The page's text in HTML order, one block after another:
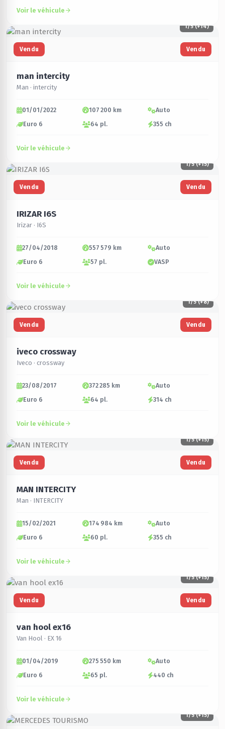
Voir le véhicule
1/5 (+14)
Vendu Vendu
man intercity
Man · intercity
01/01/2022 107 200 km
Auto
Euro 6
64 pl. 355 ch
Voir le véhicule
1/5 (+15)
Vendu Vendu
IRIZAR I6S
Irizar · I6S
27/04/2018 557 579 km
Auto
Euro 6
57 pl. VASP
Voir le véhicule
1/5 (+8)
Vendu Vendu
iveco crossway
Iveco · crossway
23/08/2017 372 285 km
Auto
Euro 6
64 pl. 314 ch
Voir le véhicule
1/5 (+15)
Vendu Vendu
MAN INTERCITY
Man · INTERCITY
15/02/2021 174 984 km
Auto
Euro 6
60 pl. 355 ch
Voir le véhicule
1/5 (+15)
Vendu Vendu
van hool ex16
Van Hool · EX 16
01/04/2019 275 550 km
Auto
Euro 6
65 pl. 440 ch
Voir le véhicule
1/5 (+15)